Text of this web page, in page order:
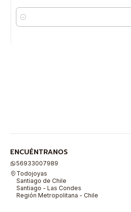
Cantidad
ENCUÉNTRANOS
56933007989
Todojoyas
Santiago de Chile
Santiago - Las Condes
Región Metropolitana - Chile